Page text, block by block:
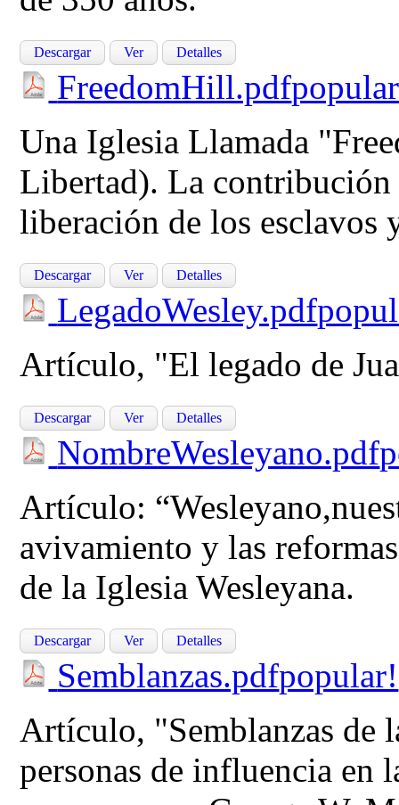
Descargar Ver Detalles
FreedomHill.pdf
Una Iglesia Llamada
Libertad). La contribución
liberación de los esclavos
Descargar Ver Detalles
LegadoWesley.pdf
Artículo, "El legado de
Descargar Ver Detalles
NombreWesleyano.pdf
Artículo:
avivamiento y las
de la Iglesia Wesleyana.
Descargar Ver Detalles
Semblanzas.pdfpopular!
Artículo, "Semblanzas de
personas de influencia en